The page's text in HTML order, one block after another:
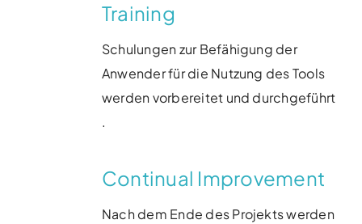
Training
Schulungen zur Befähigung der
Anwender für die Nutzung des Tools
werden vorbereitet und durchgeführt​
.
Continual Improvement
Nach dem Ende des Projekts werden